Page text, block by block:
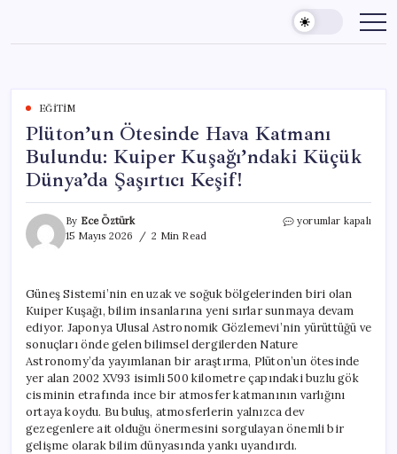
content
EĞITIM
Plüton’un Ötesinde Hava Katmanı
Bulundu: Kuiper Kuşağı’ndaki Küçük
Dünya’da Şaşırtıcı Keşif!
By Ece Öztürk
15 Mayıs 2026
2 Min Read
Plüton’un
Kuiper
Kuşağı’ndaki
Küçük
Dünya’da
Şaşırtıcı
Keşif!
için
yorumlar kapalı
Güneş Sistemi’nin en uzak ve soğuk bölgelerinden biri olan
Kuiper Kuşağı, bilim insanlarına yeni sırlar sunmaya devam
ediyor. Japonya Ulusal Astronomik Gözlemevi’nin yürüttüğü ve
sonuçları önde gelen bilimsel dergilerden Nature
Astronomy’da yayımlanan bir araştırma, Plüton’un ötesinde
yer alan 2002 XV93 isimli 500 kilometre çapındaki buzlu gök
cisminin etrafında ince bir atmosfer katmanının varlığını
ortaya koydu. Bu buluş, atmosferlerin yalnızca dev
gezegenlere ait olduğu önermesini sorgulayan önemli bir
gelişme olarak bilim dünyasında yankı uyandırdı.